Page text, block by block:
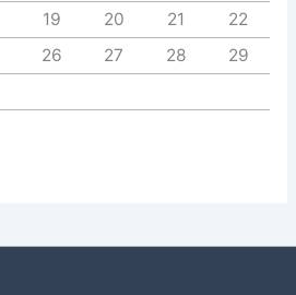
19 20 21
22
26 27 28
29